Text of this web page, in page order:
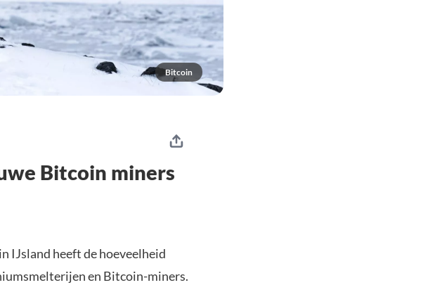
Bitcoin
Bitcoin miners
IJsland heeft de hoeveelheid
en Bitcoin-miners.